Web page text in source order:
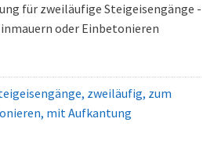
für zweiläufige Steigeisengänge -
oder Einbetonieren
zweiläufig, zum
mit Aufkantung